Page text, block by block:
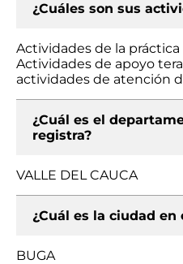
¿Cuáles son sus
Actividades de la
Actividades de apoyo
actividades de atención
¿Cuál es el
registra?
VALLE DEL CAUCA
¿Cuál es la ciudad en
BUGA